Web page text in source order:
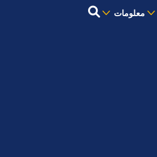
معلومات